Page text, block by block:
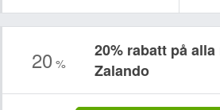
20 %
20% rabatt på
Zalando